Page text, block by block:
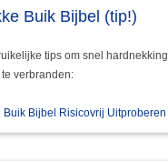
Buik Bijbel (tip!)
tips om snel hardnekking
verbranden:
Buik Bijbel Risicovrij Uitproberen